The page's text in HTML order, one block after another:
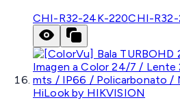
CHI-R32-24K-220CHI-
HiLook by HIKVISION